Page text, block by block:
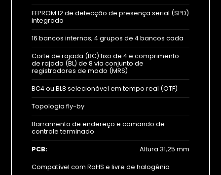
EEPROM I2 de detecção de presença serial (SPD)
integrada
16 bancos internos; 4 grupos de 4 bancos cada
Corte de rajada (BC) fixo de 4 e comprimento
de rajada (BL) de 8 via conjunto de
registradores de modo (MRS)
BC4 ou BL8 selecionável em tempo real (OTF)
Topologia fly-by
Barramento de endereço e comando de
controle terminado
PCB: Altura 31,25 mm
Compatível com RoHS e livre de halogênio